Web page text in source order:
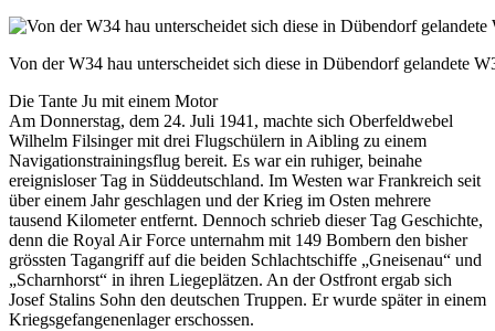
Von der W34 hau unterscheidet sich diese in Dübendorf gelandete
Die Tante Ju mit einem Motor
Am Donnerstag, dem 24. Juli 1941, machte sich Oberfeldwebel
Wilhelm Filsinger mit drei Flugschülern in Aibling zu einem
Navigationstrainingsflug bereit. Es war ein ruhiger, beinahe
ereignisloser Tag in Süddeutschland. Im Westen war Frankreich seit
über einem Jahr geschlagen und der Krieg im Osten mehrere
tausend Kilometer entfernt. Dennoch schrieb dieser Tag Geschichte,
denn die Royal Air Force unternahm mit 149 Bombern den bisher
grössten Tagangriff auf die beiden Schlachtschiffe „Gneisenau“ und
„Scharnhorst“ in ihren Liegeplätzen. An der Ostfront ergab sich
Josef Stalins Sohn den deutschen Truppen. Er wurde später in einem
Kriegsgefangenenlager erschossen.